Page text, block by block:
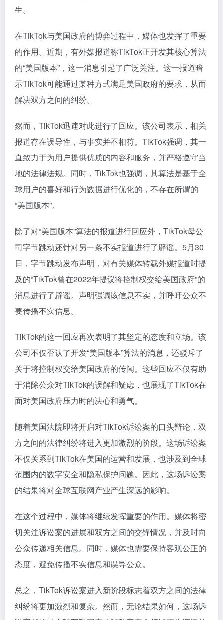
生。
在TikTok与美国政府的博弈过程中，媒体也发挥了重要
的作用。近期，有外媒报道称TikTok正开发其核心算法
的“美国版本”，这一消息引起了广泛关注。这一报道暗
示TikTok可能通过某种方式满足美国政府的要求，从而
解决双方之间的纠纷。
然而，TikTok迅速对此进行了回应。该公司表示，相关
报道存在误导性，与事实并不相符。TikTok强调，其一
直致力于为用户提供优质的内容和服务，并严格遵守当
地的法律法规。同时，TikTok也强调，其算法是基于全
球用户的喜好和行为数据进行优化的，不存在所谓的
“美国版本”。
除了对“美国版本”算法的报道进行回应外，TikTok母公
司字节跳动还针对另一条不实报道进行了辟谣。5月30
日，字节跳动发布声明，对有关媒体转载外媒报道时提
及的“TikTok曾在2022年提议将控制权交给美国政府”的
消息进行了辟谣。声明强调该信息不实，并呼吁公众不
要传播不实信息。
TikTok的这一回应再次表明了其坚定的态度和立场。该
公司不仅否认了开发“美国版本”算法的消息，还驳斥了
关于将控制权交给美国政府的传闻。这些回应不仅有助
于消除公众对TikTok的误解和疑虑，也展现了TikTok在
面对美国政府压力时的决心和勇气。
随着美国法院即将开启对TikTok诉讼案的口头辩论，双
方之间的法律纠纷将进入更加激烈的阶段。这场诉讼案
不仅关系到TikTok在美国的运营和发展，也涉及到全球
范围内的数字安全和隐私保护问题。因此，这场诉讼案
的结果将对全球互联网产业产生深远的影响。
在这个过程中，媒体将继续发挥重要的作用。媒体将密
切关注诉讼案的进展和双方之间的交锋情况，并及时向
公众传递相关信息。同时，媒体也需要保持客观公正的
态度，避免传播不实信息和误导公众。
总之，TikTok诉讼案进入新阶段标志着双方之间的法律
纠纷将更加激烈和复杂。然而，无论结果如何，这场诉